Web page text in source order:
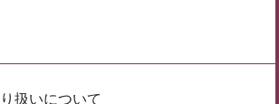
扱いについて